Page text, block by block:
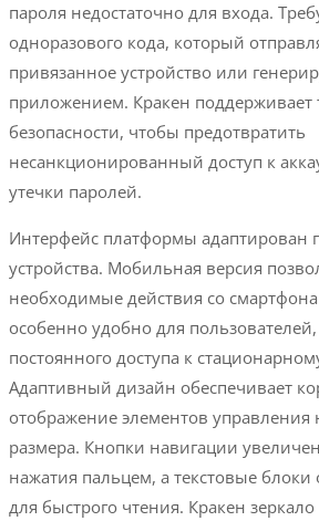
пароля недостаточно для входа.
одноразового кода, который
привязанное устройство или
приложением. Кракен поддерживает
безопасности, чтобы предотвратить
несанкционированный доступ к
утечки паролей.
Интерфейс платформы адаптирован
устройства. Мобильная версия
необходимые действия со
особенно удобно для
постоянного доступа к
Адаптивный дизайн обеспечивает
отображение элементов управления
размера. Кнопки навигации
нажатия пальцем, а текстовые
для быстрого чтения. Кракен